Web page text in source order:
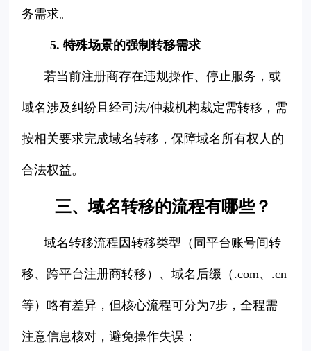
务需求。
5. 特殊场景的强制转移需求
若当前注册商存在违规操作、停止服务，或
域名涉及纠纷且经司法/仲裁机构裁定需转移，需
按相关要求完成域名转移，保障域名所有权人的
合法权益。
三、域名转移的流程有哪些？
域名转移流程因转移类型（同平台账号间转
移、跨平台注册商转移）、域名后缀（.com、.cn
等）略有差异，但核心流程可分为7步，全程需
注意信息核对，避免操作失误：